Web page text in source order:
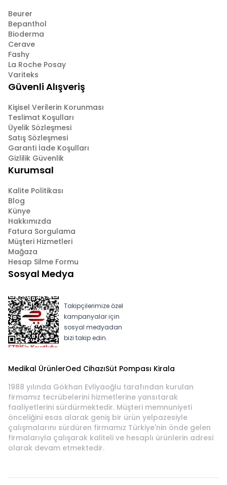
Beurer
Bepanthol
Bioderma
Cerave
Fashy
La Roche Posay
Variteks
Güvenli Alışveriş
Kişisel Verilerin Korunması
Teslimat Koşulları
Üyelik Sözleşmesi
Satış Sözleşmesi
Garanti İade Koşulları
Gizlilik Güvenlik
Kurumsal
Kalite Politikası
Blog
Künye
Hakkımızda
Fatura Sorgulama
Müşteri Hizmetleri
Mağaza
Hesap Silme Formu
Sosyal Medya
Takipçilerimize özel
kampanyalar için
sosyal medyadan
bizi takip edin.
Medikal ÜrünlerOed CihazıSüt Pompası Kirala
1988 yılında Gökhan Evliyaoğlu tarafından kurulan
firmamız tecrübelerini hizmetlerine yansıtarak
faaliyetlerini sürdürmektedir. Müşteri memnuniyeti
önceliğini esas alarak geniş bir ürün yelpazesiyle
çalışmalarını sürdüren firmamız Türkiye'nin önde gelen
firmalarıyla çalışarak kaliteli ve hesaplı ürünlerin adresi
olarak devam etmektedir.